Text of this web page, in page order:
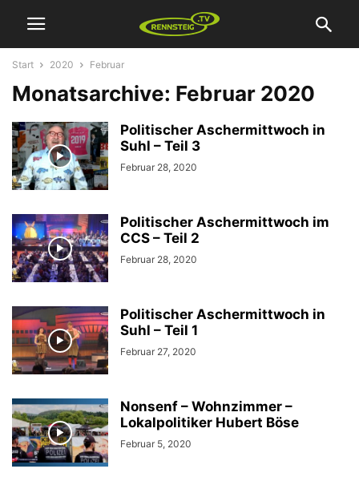
Start 2020 Februar
Monatsarchive: Februar 2020
Politischer Aschermittwoch in
Suhl – Teil 3
Februar 28, 2020
Politischer Aschermittwoch im
CCS – Teil 2
Februar 28, 2020
Politischer Aschermittwoch in
Suhl – Teil 1
Februar 27, 2020
Nonsenf – Wohnzimmer –
Lokalpolitiker Hubert Böse
Februar 5, 2020